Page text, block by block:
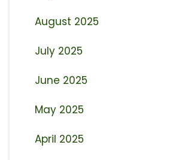
August 2025
July 2025
June 2025
May 2025
April 2025